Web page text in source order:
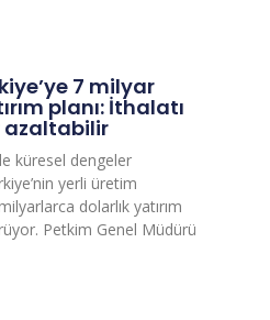
7 milyar
planı: İthalatı
azaltabilir
küresel dengeler
yerli üretim
dolarlık yatırım
Petkim Genel Müdürü